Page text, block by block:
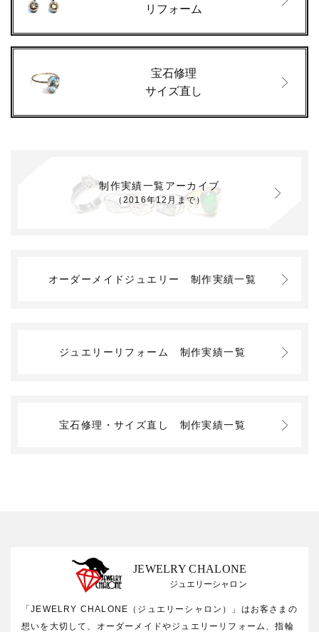
リフォーム
宝石修理
サイズ直し
制作実績一覧アーカイブ
（2016年12月まで）
オーダーメイドジュエリー 制作実績一覧
ジュエリーリフォーム 制作実績一覧
宝石修理・サイズ直し 制作実績一覧
JEWELRY CHALONE
ジュエリーシャロン
「JEWELRY CHALONE（ジュエリーシャロン）」はお客さまの
想いを大切して、オーダーメイドやジュエリーリフォーム、指輪